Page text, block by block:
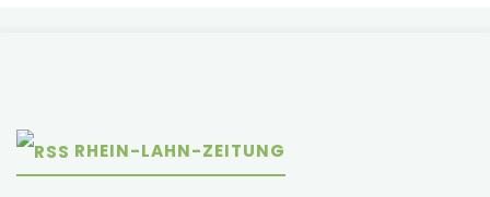
RHEIN-LAHN-ZEITUNG